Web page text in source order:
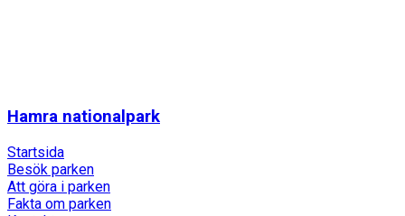
Hamra nationalpark
Startsida
Besök parken
Att göra i parken
Fakta om parken